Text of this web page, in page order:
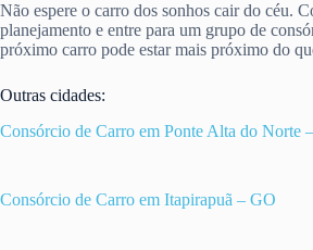
Não espere o carro dos sonhos cair do céu.
planejamento e entre para um grupo de
próximo carro pode estar mais próximo do
Outras cidades:
Consórcio de Carro em Ponte Alta do Norte
Consórcio de Carro em Itapirapuã – GO